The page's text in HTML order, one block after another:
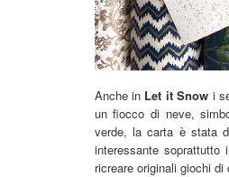
Anche in Let it Snow i
un fiocco di neve,
verde, la carta è stata
interessante
ricreare originali giochi